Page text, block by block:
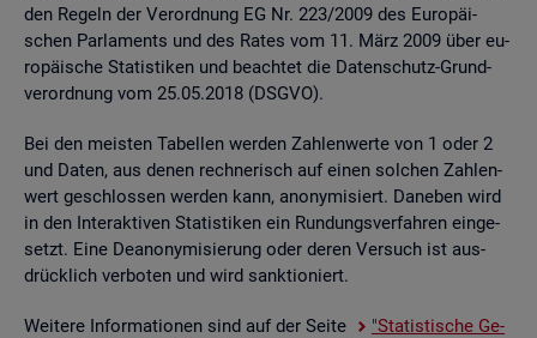
den Re­geln der Ver­ord­nung EG Nr. 223/2009 des Eu­ro­päi­
schen Par­la­ments und des Rates vom 11. März 2009 über eu­
ro­päi­sche Sta­tis­ti­ken und be­ach­tet die Da­ten­schutz-Grund­
ver­ord­nung vom 25.05.2018 (DSGVO).
Bei den meis­ten Ta­bel­len wer­den Zah­len­wer­te von 1 oder 2
und Daten, aus denen rech­ne­risch auf einen sol­chen Zah­len­
wert ge­schlos­sen wer­den kann, an­ony­mi­siert. Da­ne­ben wird
in den In­ter­ak­ti­ven Sta­tis­ti­ken ein Run­dungs­ver­fah­ren ein­ge­
setzt. Eine De­an­ony­mi­sie­rung oder deren Ver­such ist aus­
drück­lich ver­bo­ten und wird sank­tio­niert.
Wei­te­re In­for­ma­tio­nen sind auf der Seite
"Sta­tis­ti­sche Ge­